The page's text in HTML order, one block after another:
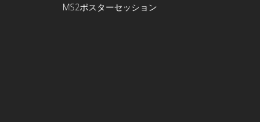
МS2ポスターセッション